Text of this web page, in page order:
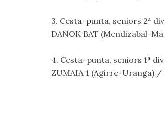
3. Cesta-punta, seniors 2ª
DANOK BAT (Mendizabal-
4. Cesta-punta, seniors 1ª
ZUMAIA 1 (Agirre-Uranga) /